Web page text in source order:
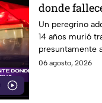
donde
peregrino en
México
Un peregrino
14 años murió
presuntamente
mientras
06 agosto, 2026